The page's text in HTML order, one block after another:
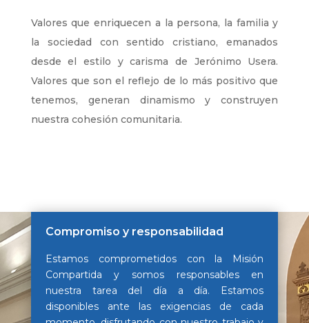
Valores que enriquecen a la persona, la familia y
la sociedad con sentido cristiano, emanados
desde el estilo y carisma de Jerónimo Usera.
Valores que son el reflejo de lo más positivo que
tenemos, generan dinamismo y construyen
nuestra cohesión comunitaria.
Compromiso y responsabilidad
Estamos comprometidos con la Misión
Compartida y somos responsables en
nuestra tarea del día a día. Estamos
disponibles ante las exigencias de cada